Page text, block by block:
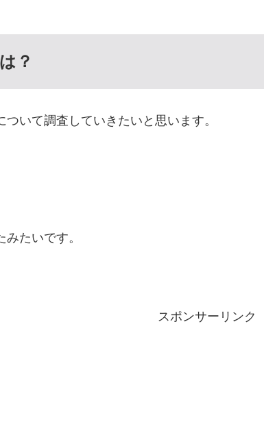
？
ついて調査していきたいと思います。
たいです。
スポンサーリンク